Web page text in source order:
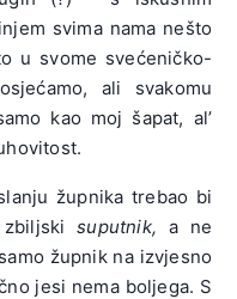
svima nama nešto
u svome svećeničko-
ali svakomu
kao moj šapat, al’
župnika trebao bi
zbiljskisuputnik, a ne
župnik na izvjesno
jesi nema boljega. S